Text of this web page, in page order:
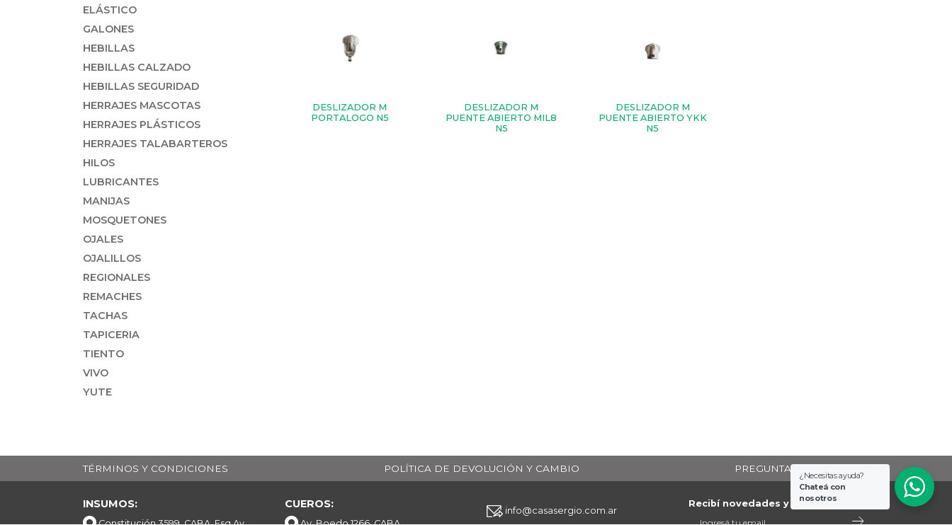
ELÁSTICO
GALONES
HEBILLAS
HEBILLAS CALZADO
HEBILLAS SEGURIDAD
HERRAJES MASCOTAS
HERRAJES PLÁSTICOS
HERRAJES TALABARTEROS
HILOS
LUBRICANTES
MANIJAS
MOSQUETONES
OJALES
OJALILLOS
REGIONALES
REMACHES
TACHAS
TAPICERIA
TIENTO
VIVO
YUTE
DESLIZADOR M
PORTALOGO N5
DESLIZADOR M
PUENTE ABIERTO MIL8
N5
DESLIZADOR M
PUENTE ABIERTO YKK
N5
TÉRMINOS Y CONDICIONES POLÍTICA DE DEVOLUCIÓN Y CAMBIO PREGUNTAS FRECUENTES
INSUMOS: CUEROS:
info@casasergio.com.ar
Recibí novedades y promociones
¿Necesitas ayuda?
Chateá con
nosotros